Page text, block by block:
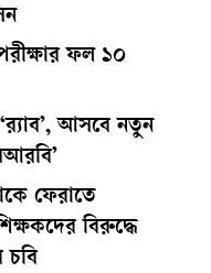
ফল ১০
আসবে নতুন
ফেরাতে
বিরুদ্ধে
চবি